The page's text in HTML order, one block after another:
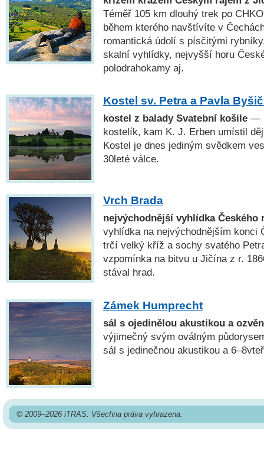
Téměř 105 km dlouhý trek po
během kterého navštívíte v
romantická údolí s písčitými
skalní vyhlídky, nejvyšší horu
polodrahokamy aj.
Kostel sv. Petra a Pavla
kostel z balady Svatební košile —
kostelík, kam K. J. Erben umístil
Kostel je dnes jediným svědkem
30leté válce.
Vrch Brada
nejvýchodnější vyhlídka Českého
vyhlídka na nejvýchodnějším konci
trčí velký kříž a sochy svatého
vzpomínka na bitvu u Jičína z r.
stával hrad.
Zámek Humprecht
sál s ojedinělou akustikou a
výjimečný svým oválným
sál s jedinečnou akustikou a
© 2009–2026 iTRAS. Všechna práva vyhrazena.